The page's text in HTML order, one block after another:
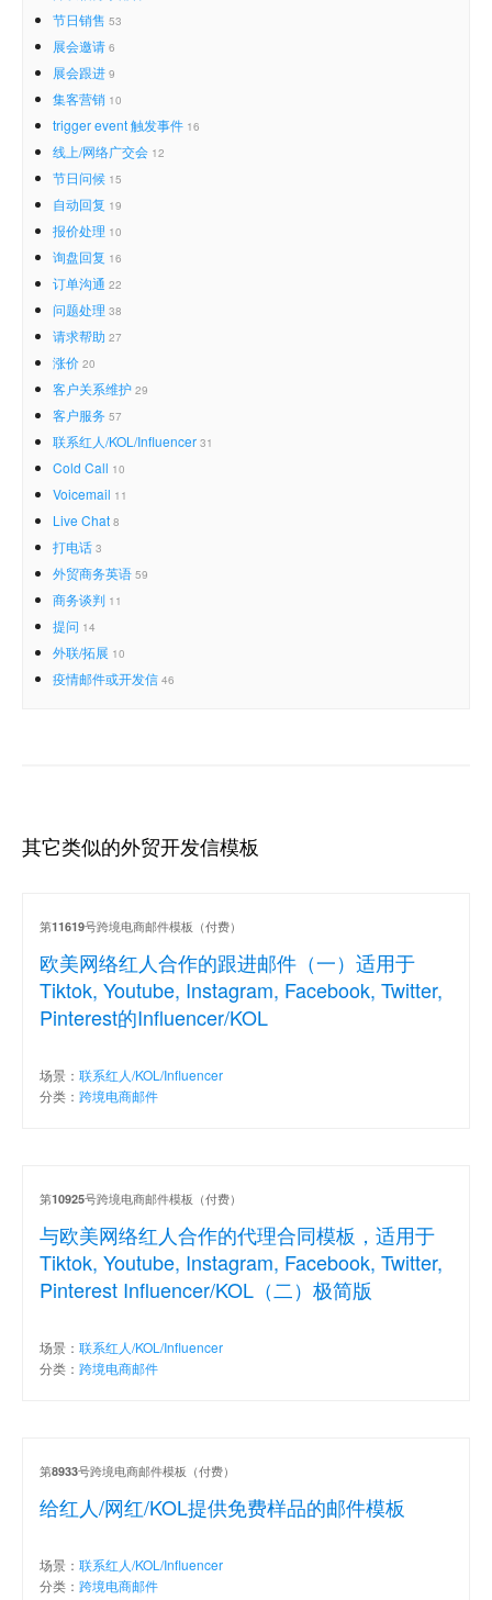
节日销售 53
展会邀请 6
展会跟进 9
集客营销 10
trigger event 触发事件 16
线上/网络广交会 12
节日问候 15
自动回复 19
报价处理 10
询盘回复 16
订单沟通 22
问题处理 38
请求帮助 27
涨价 20
客户关系维护 29
客户服务 57
联系红人/KOL/Influencer 31
Cold Call 10
Voicemail 11
Live Chat 8
打电话 3
外贸商务英语 59
商务谈判 11
提问 14
外联/拓展 10
疫情邮件或开发信 46
其它类似的外贸开发信模板
欧美网络红人合作的跟进邮件（一）适用于
Tiktok, Youtube, Instagram, Facebook, Twitter,
Pinterest的Influencer/KOL
第11619号跨境电商邮件模板（付费）
场景： 联系红人/KOL/Influencer
分类： 跨境电商邮件
与欧美网络红人合作的代理合同模板，适用于
Tiktok, Youtube, Instagram, Facebook, Twitter,
Pinterest Influencer/KOL（二）极简版
第10925号跨境电商邮件模板（付费）
场景： 联系红人/KOL/Influencer
分类： 跨境电商邮件
给红人/网红/KOL提供免费样品的邮件模板
第8933号跨境电商邮件模板（付费）
场景： 联系红人/KOL/Influencer
分类： 跨境电商邮件